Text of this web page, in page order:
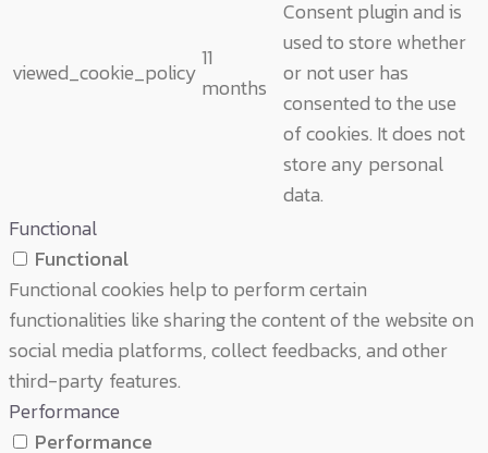
viewed_cookie_policy
11
months
Consent plugin and is
used to store whether
or not user has
consented to the use
of cookies. It does not
store any personal
data.
Functional
Functional
Functional cookies help to perform certain
functionalities like sharing the content of the website on
social media platforms, collect feedbacks, and other
third-party features.
Performance
Performance